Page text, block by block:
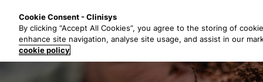
a
Cookie Consent - Clinisys
By clicking “Accept All Cookies”, you agree to the storing of
enhance site navigation, analyse site usage, and assist in our
cookie policy